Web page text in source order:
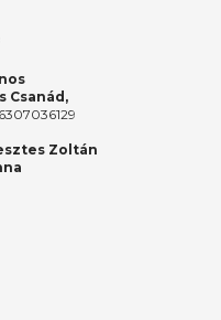
Csanád,
Zoltán